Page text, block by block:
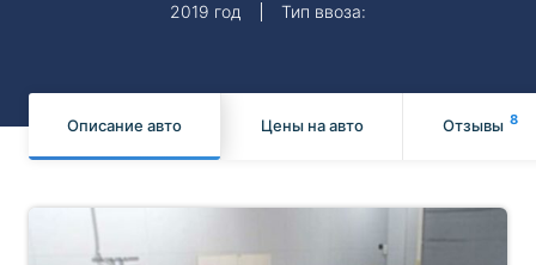
2019 год Тип ввоза:
Описание авто Цены на авто Отзывы 8